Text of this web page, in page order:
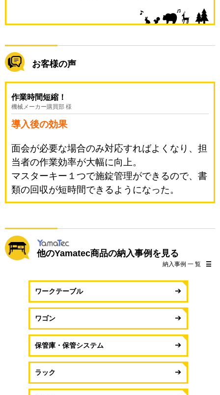
お客様の声
作業時間短縮！
機械メーカー購買部 様
導入後の効果
面会が必要な場合のみ対応すればよくなり、担
当者の作業効率が大幅に向上。
マスターキー１つで施錠管理ができるので、書
類の回収が短時間できるようになった。
他のYamatec商品の納入事例を見る
納入事例 一 覧
ワークテーブル
ワゴン
保管庫・保管システム
ラック